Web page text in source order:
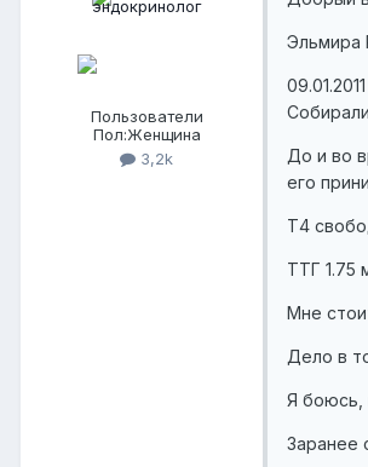
Пользователи
3,2k
Пол:Женщина
Эльмира
До и во
его
Т4
ТТГ 1.75
Мне
Дело в
Я боюсь,
Заранее